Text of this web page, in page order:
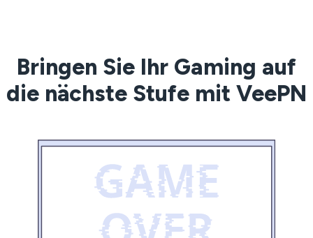
Bringen Sie Ihr Gaming auf
die nächste Stufe mit VeePN